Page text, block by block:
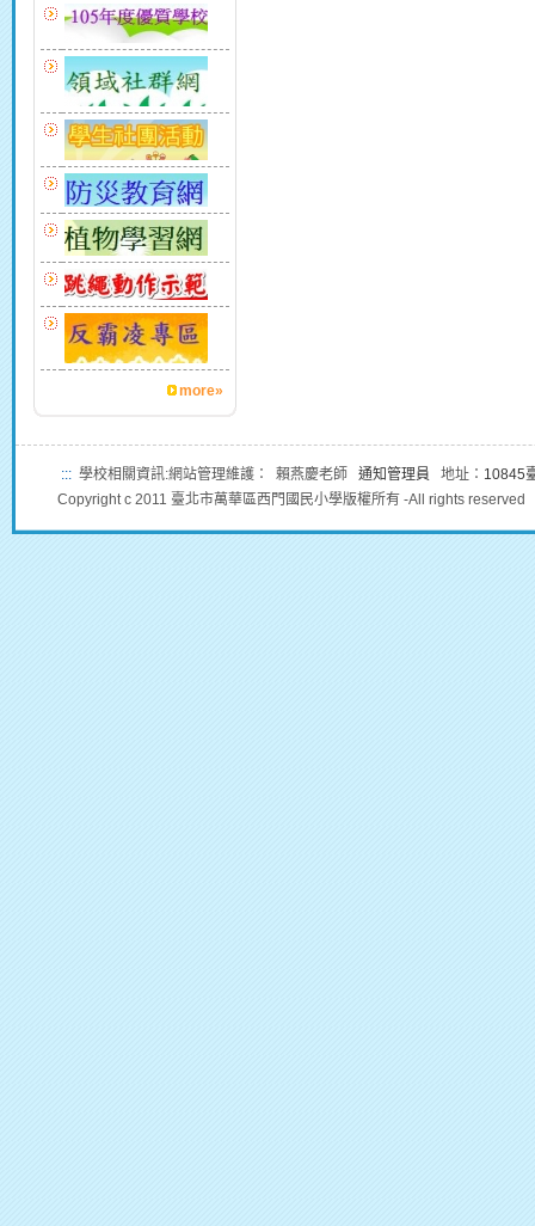
more»
::: 學校相關資訊:網站管理維護： 賴燕慶老師 通知管理員 地址： 10845
Copyright c 2011 臺北市萬華區西門國民小學版權所有 -All rights reserved